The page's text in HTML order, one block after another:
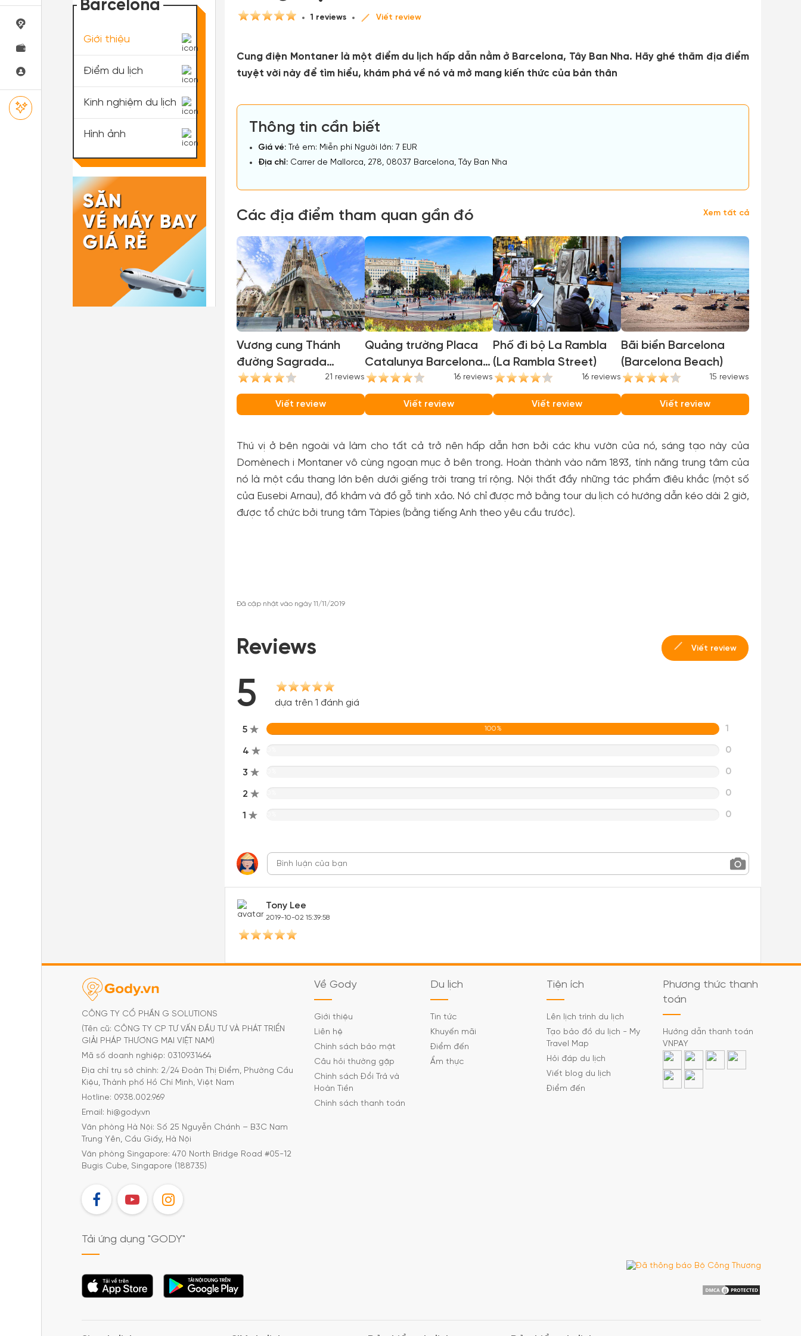
1 reviews Viết review
Cung điện Montaner là một điểm du lịch hấp dẫn nằm ở Barcelona, Tây Ban Nha. Hãy ghé thăm địa điểm
tuyệt vời này để tìm hiểu, khám phá về nó và mở mang kiến thức của bản thân
Thông tin cần biết
Giá vé: Trẻ em: Miễn phí Người lớn: 7 EUR
Địa chỉ: Carrer de Mallorca, 278, 08037 Barcelona, Tây Ban Nha
Các địa điểm tham quan gần đó Xem tất cả
Vương cung Thánh
đường Sagrada
Família (Sagrada
Familia Basilica)
21 reviews
Viết review
Quảng trường Placa
Catalunya Barcelona
(Catalunya Square
Barcelona)
16 reviews
Viết review
Phố đi bộ La Rambla
(La Rambla Street)
16 reviews
Viết review
Bãi biển Barcelona
(Barcelona Beach)
15 reviews
Viết review
Thú vị ở bên ngoài và làm cho tất cả trở nên hấp dẫn hơn bởi các khu vườn của nó, sáng tạo này của
Domènech i Montaner vô cùng ngoạn mục ở bên trong. Hoàn thành vào năm 1893, tính năng trung tâm của
nó là một cầu thang lớn bên dưới giếng trời trang trí rộng. Nội thất đầy những tác phẩm điêu khắc (một số
của Eusebi Arnau), đồ khảm và đồ gỗ tinh xảo. Nó chỉ được mở bằng tour du lịch có hướng dẫn kéo dài 2 giờ,
được tổ chức bởi trung tâm Tàpies (bằng tiếng Anh theo yêu cầu trước).
Đã cập nhật vào ngày 11/11/2019
Reviews Viết review
5 dựa trên 1 đánh giá
5 100% 1
4 0
3 0
2 0
1 0
Tony Lee
2019-10-02 15:39:58
Barcelona
Giới thiệu
Điểm du lịch
Kinh nghiệm du lịch
Hình ảnh
CÔNG TY CỔ PHẦN G SOLUTIONS
(Tên cũ: CÔNG TY CP TƯ VẤN ĐẦU TƯ VÀ PHÁT TRIỂN
GIẢI PHÁP THƯƠNG MẠI VIỆT NAM)
Mã số doanh nghiệp: 0310931464
Địa chỉ trụ sở chính: 2/24 Đoàn Thị Điểm, Phường Cầu
Kiệu, Thành phố Hồ Chí Minh, Việt Nam
Hotline: 0938.002.969
Email: hi@gody.vn
Văn phòng Hà Nội: Số 25 Nguyễn Chánh – B3C Nam
Trung Yên, Cầu Giấy, Hà Nội
Văn phòng Singapore: 470 North Bridge Road #05-12
Bugis Cube, Singapore (188735)
FB YT IG
Về Gody
Giới thiệu
Liên hệ
Chính sách bảo mật
Câu hỏi thường gặp
Chính sách Đổi Trả và
Hoàn Tiền
Chính sách thanh toán
Du lịch
Tin tức
Khuyến mãi
Điểm đến
Ẩm thực
Tiện ích
Lên lịch trình du lịch
Tạo bảo đồ du lịch - My
Travel Map
Hỏi đáp du lịch
Viết blog du lịch
Điểm đến
Phương thức thanh
toán
Hướng dẫn thanh toán
VNPAY
Tải ứng dụng "GODY"
Tải ứng dụng Tải ứng dụng